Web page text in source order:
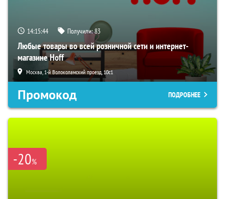
14:15:44 Получили:83
Любые товары во всей розничной сети и интернет-
магазине Hoff
Москва, 1-й Волоколамский проезд, 10с1
Промокод ПОДРОБНЕЕ
-20%